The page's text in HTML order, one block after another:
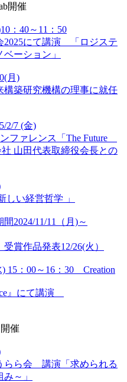
開催
：40～11：50
2025にて講演 「ロジステ
ーション」
月)
築研究機構の理事に就任
2/7 (金)
ファレンス「The Future
山田代表取締役会長との
い経営哲学 」
2024/11/11（月)～
賞作品発表12/26(火）
) 15：00～16：30 Creation
』にて講演
開催
らら会 講演「求められる
～」